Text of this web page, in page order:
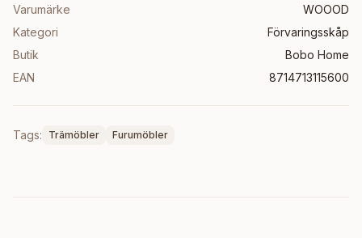
Varumärke
WOOOD
Kategori
Förvaringsskåp
Butik
Bobo Home
EAN
8714713115600
Tags: Trämöbler Furumöbler